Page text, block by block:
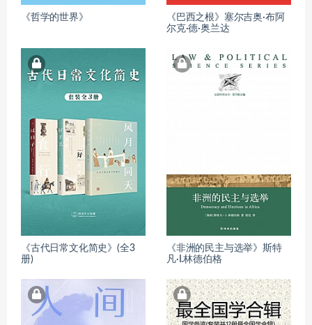
《哲学的世界》
《巴西之根》塞尔吉奥·布阿
尔克·德·奥兰达
《古代日常文化简史》(全3
册)
《非洲的民主与选举》斯特
凡·I.林德伯格